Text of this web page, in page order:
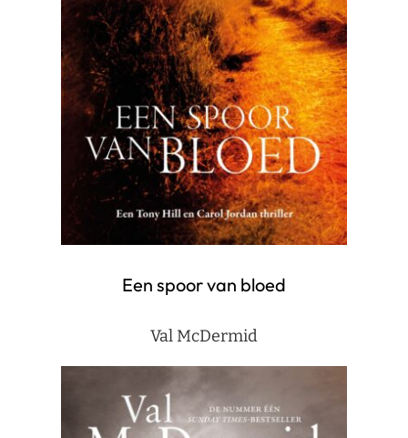
Een spoor van bloed
Val McDermid